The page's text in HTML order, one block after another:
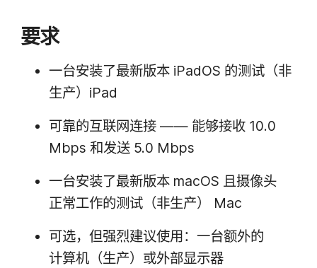
要求
一​台​安装​了​最​新​版本iPadOS 的​测试​（非​
生产） iPad
可靠​的​互联网连​接 —— 能够​接收10.0
Mbps 和​发送5.0 Mbps
一​台​安装​了​最​新​版本macOS 且​摄​像头​
正常​工作​的​测试​（非​生产）
Mac
可选，​但​强烈​建议​使用：​一​台额​外​的​
计算机​（生产）​或​外部​显示器